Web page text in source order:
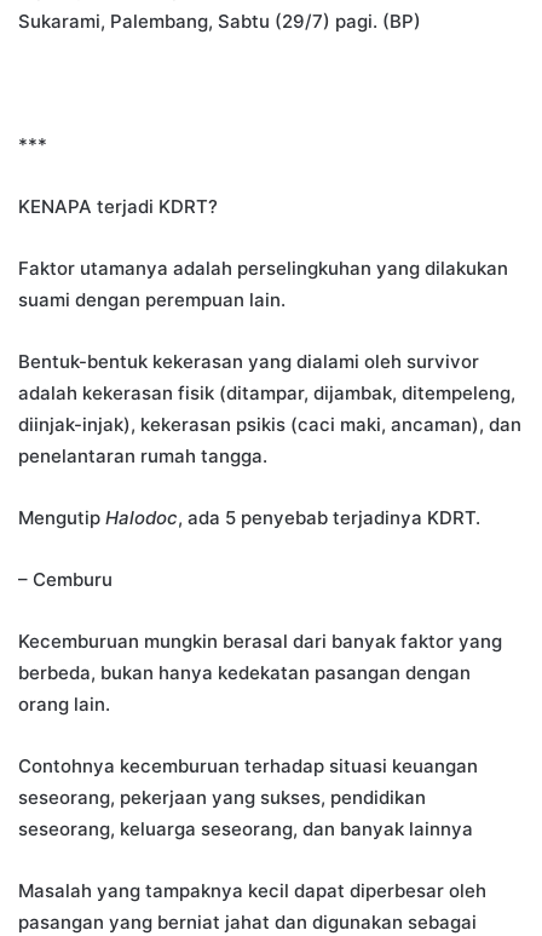
Sukarami, Palembang, Sabtu (29/7) pagi. (BP)
***
KENAPA terjadi KDRT?
Faktor utamanya adalah perselingkuhan yang dilakukan
suami dengan perempuan lain.
Bentuk-bentuk kekerasan yang dialami oleh survivor
adalah kekerasan fisik (ditampar, dijambak, ditempeleng,
diinjak-injak), kekerasan psikis (caci maki, ancaman), dan
penelantaran rumah tangga.
Mengutip Halodoc, ada 5 penyebab terjadinya KDRT.
– Cemburu
Kecemburuan mungkin berasal dari banyak faktor yang
berbeda, bukan hanya kedekatan pasangan dengan
orang lain.
Contohnya kecemburuan terhadap situasi keuangan
seseorang, pekerjaan yang sukses, pendidikan
seseorang, keluarga seseorang, dan banyak lainnya
Masalah yang tampaknya kecil dapat diperbesar oleh
pasangan yang berniat jahat dan digunakan sebagai